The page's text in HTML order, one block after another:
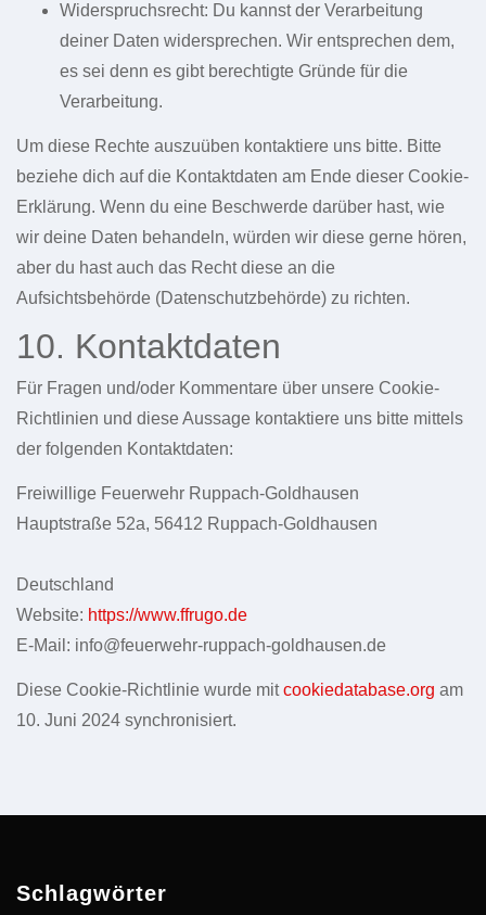
Widerspruchsrecht: Du kannst der Verarbeitung
deiner Daten widersprechen. Wir entsprechen dem,
es sei denn es gibt berechtigte Gründe für die
Verarbeitung.
Um diese Rechte auszuüben kontaktiere uns bitte. Bitte
beziehe dich auf die Kontaktdaten am Ende dieser Cookie-
Erklärung. Wenn du eine Beschwerde darüber hast, wie
wir deine Daten behandeln, würden wir diese gerne hören,
aber du hast auch das Recht diese an die
Aufsichtsbehörde (Datenschutzbehörde) zu richten.
10. Kontaktdaten
Für Fragen und/oder Kommentare über unsere Cookie-
Richtlinien und diese Aussage kontaktiere uns bitte mittels
der folgenden Kontaktdaten:
Freiwillige Feuerwehr Ruppach-Goldhausen
Hauptstraße 52a, 56412 Ruppach-Goldhausen
Deutschland
Website: https://www.ffrugo.de
E-Mail: info@feuerwehr-ruppach-goldhausen.de
Diese Cookie-Richtlinie wurde mitcookiedatabase.org am
10. Juni 2024 synchronisiert.
Schlagwörter